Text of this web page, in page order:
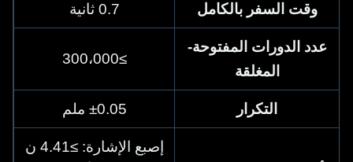
وقت السفر بالكامل
عدد الدورات المفتوحة-
المغلقة
التكرار ±0.05 ملم
إصبع الإشارة: ≥4.41 ن